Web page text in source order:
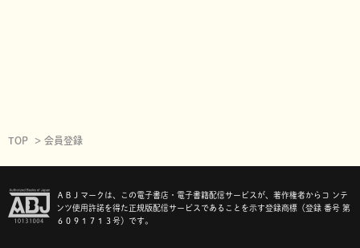
TOP 会員登録
ＡＢＪマークは、この電子書店・電子書籍配信サービスが、著作権者からコ ンテ
ンツ使用許諾を得た正規版配信サービスであることを示す登録商標（登録 番号 第
６０９１７１３号）です。